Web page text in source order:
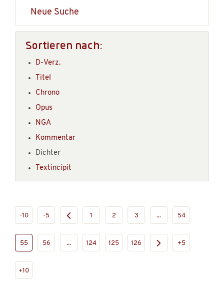
Neue Suche
Sortieren nach:
D-Verz.
Titel
Chrono
Opus
NGA
Kommentar
Dichter
Textincipit
-10 -5 1 2 3 ... 54
55 56 ... 124 125 126 +5
+10